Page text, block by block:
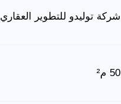
شركة توليدو للتطوير العقاري
50 م²